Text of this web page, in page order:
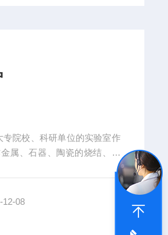
属、石器、陶瓷的烧结、溶
12-08